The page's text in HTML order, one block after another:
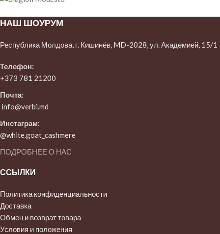
НАШ ШОУРУМ
Республика Молдова, г. Кишинёв, MD-2028, ул. Академией, 15/1
Телефон:
+373 781 21200
Почта:
info@verbi.md
Инстаграм:
@white.goat_cashmere
ПОДРОБНЕЕ О НАС
ССЫЛКИ
Политика конфиденциальности
Доставка
Обмен и возврат товара
Условия и положения